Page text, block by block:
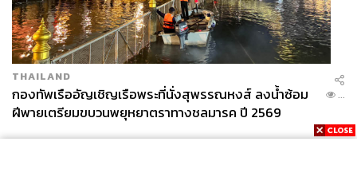
THAILAND
กองทัพเรืออัญเชิญเรือพระที่นั่งสุพรรณหงส์ ลงน้ำซ้อม
ฝีพายเตรียมขบวนพยุหยาตราทางชลมารค ปี 2569
...